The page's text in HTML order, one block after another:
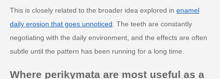
This is closely related to the broader idea explored in enamel
daily erosion that goes unnoticed . The teeth are constantly
negotiating with the daily environment, and the effects are often
subtle until the pattern has been running for a long time.
Where perikymata are most useful as a